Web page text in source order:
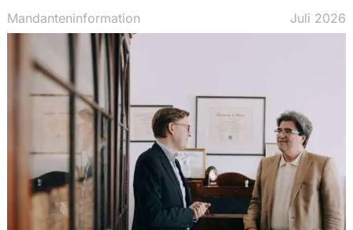
Steuerrecht
Restrukturierung und Insolvenzrecht
Bank- und Finanzrecht
Finanzaufsichtsrecht
Recht der Künstlichen Intelligenz (KI)
Gewerblicher Rechtsschutz
Mandanteninformation Juli 2026